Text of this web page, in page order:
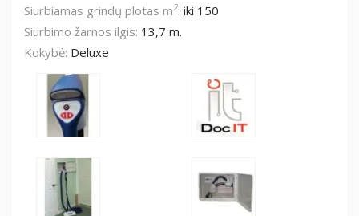
Siurbiamas grindų plotas m2: iki 150
Siurbimo žarnos ilgis: 13,7 m.
Kokybė: Deluxe